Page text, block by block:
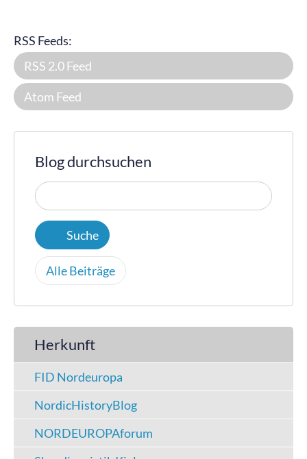
RSS Feeds:
RSS 2.0 Feed
Atom Feed
Blog durchsuchen
Alle Beiträge
Herkunft
FID Nordeuropa
NordicHistoryBlog
NORDEUROPAforum